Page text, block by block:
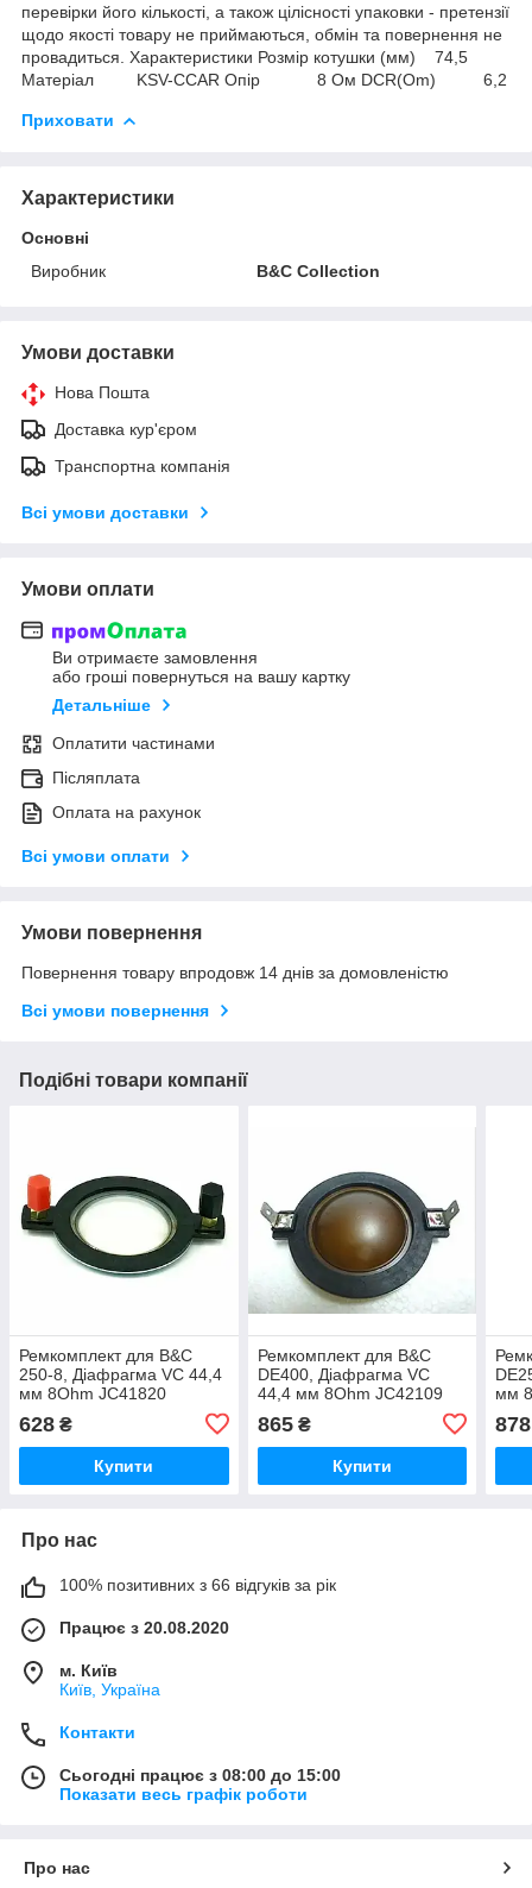
перевірки його кількості, а також цілісності упаковки - претензії
щодо якості товару не приймаються, обмін та повернення не
провадиться. Характеристики Розмір котушки (мм) 74,5
Матеріал KSV-CCAR Опір 8 Ом DCR(Om) 6,2
Приховати
Характеристики
Основні
Виробник
B&C Collection
Умови доставки
Нова Пошта
Доставка кур'єром
Транспортна компанія
Всі умови доставки
Умови оплати
Ви отримаєте замовлення
або гроші повернуться на вашу картку
Детальніше
Оплатити частинами
Післяплата
Оплата на рахунок
Всі умови оплати
Умови повернення
Повернення товару впродовж 14 днів за домовленістю
Всі умови повернення
Подібні товари компанії
Ремкомплект для B&C
250-8, Діафрагма VC 44,4
мм 8Ohm JC41820
628 ₴
Купити
Ремкомплект для B&C
DE400, Діафрагма VC
44,4 мм 8Ohm JC42109
865₴
Купити
мм
878
Про нас
100% позитивних з 66 відгуків за рік
Працює з 20.08.2020
м. Київ
Київ, Україна
Контакти
Сьогодні працює з 08:00 до 15:00
Показати весь графік роботи
Про нас